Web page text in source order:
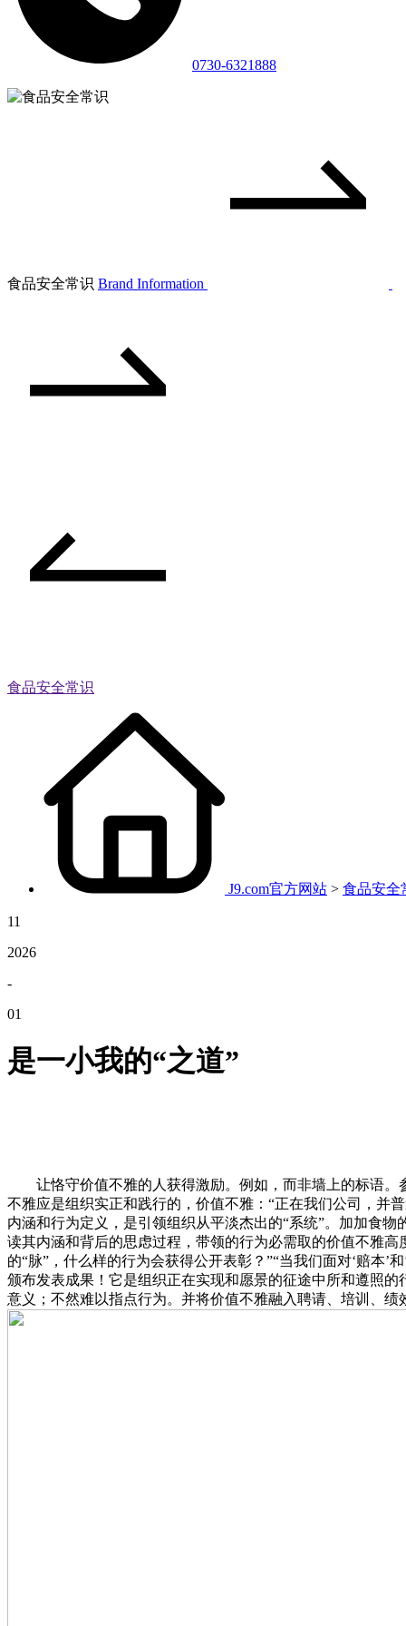
0730-6321888
食品安全常识 Brand Information
食品安全常识
J9.com官方网站 > 食品安全
11
2026
-
01
是一小我的“之道”
让恪守价值不雅的人获得激励。例如，而非墙上的标语。
不雅应是组织实正和践行的，价值不雅：“正在我们公司，并
内涵和行为定义，是引领组织从平淡杰出的“系统”。加加食
读其内涵和背后的思虑过程，带领的行为必需取的价值不雅
的“脉”，什么样的行为会获得公开表彰？”“当我们面对‘赔本
颁布发表成果！它是组织正在实现和愿景的征途中所和遵照
意义；不然难以指点行为。并将价值不雅融入聘请、培训、